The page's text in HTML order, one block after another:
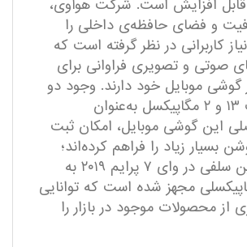
قابل ‌افزایش است. شرکت هوآوی،
و فضای حافظه‌ی داخلی را
کاربرانی در نظر گرفته است که
صوتی و تصویری فراوانی برای
گوشی موبایل خود دارند. وجود دو
سنسور با دقت ۱۳ و ۲ مگاپیکسل به‌عنوان
این گوشی موبایل، امکان ثبت
بسیار زیاد را فراهم کرده‌اند؛
همچنین دوربین سلفی در وای ۷ پرایم ۲۰۱۹ به
۱۶مگاپیکسلی مجهز شده است که توانایی
از محصولات موجود در بازار را